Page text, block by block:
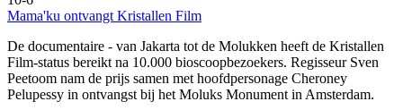
Mama'ku ontvangt Kristallen Film
De documentaire - van Jakarta tot de Molukken heeft de Kristallen
Film-status bereikt na 10.000 bioscoopbezoekers. Regisseur Sven
Peetoom nam de prijs samen met hoofdpersonage Cheroney
Pelupessy in ontvangst bij het Moluks Monument in Amsterdam.